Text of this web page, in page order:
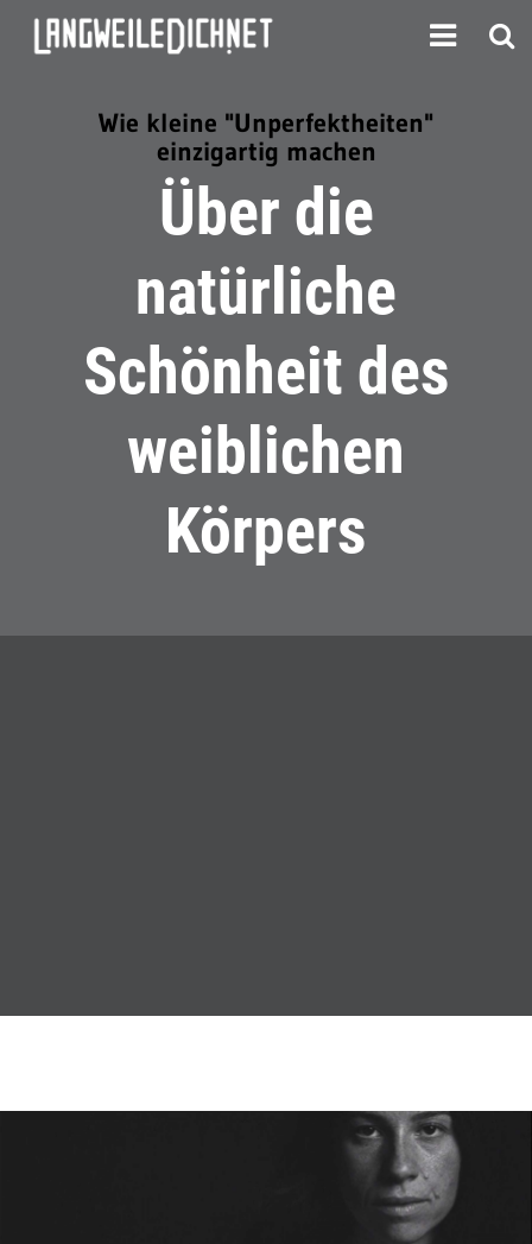
Wie kleine "Unperfektheiten"
einzigartig machen
Über die
natürliche
Schönheit des
weiblichen
Körpers